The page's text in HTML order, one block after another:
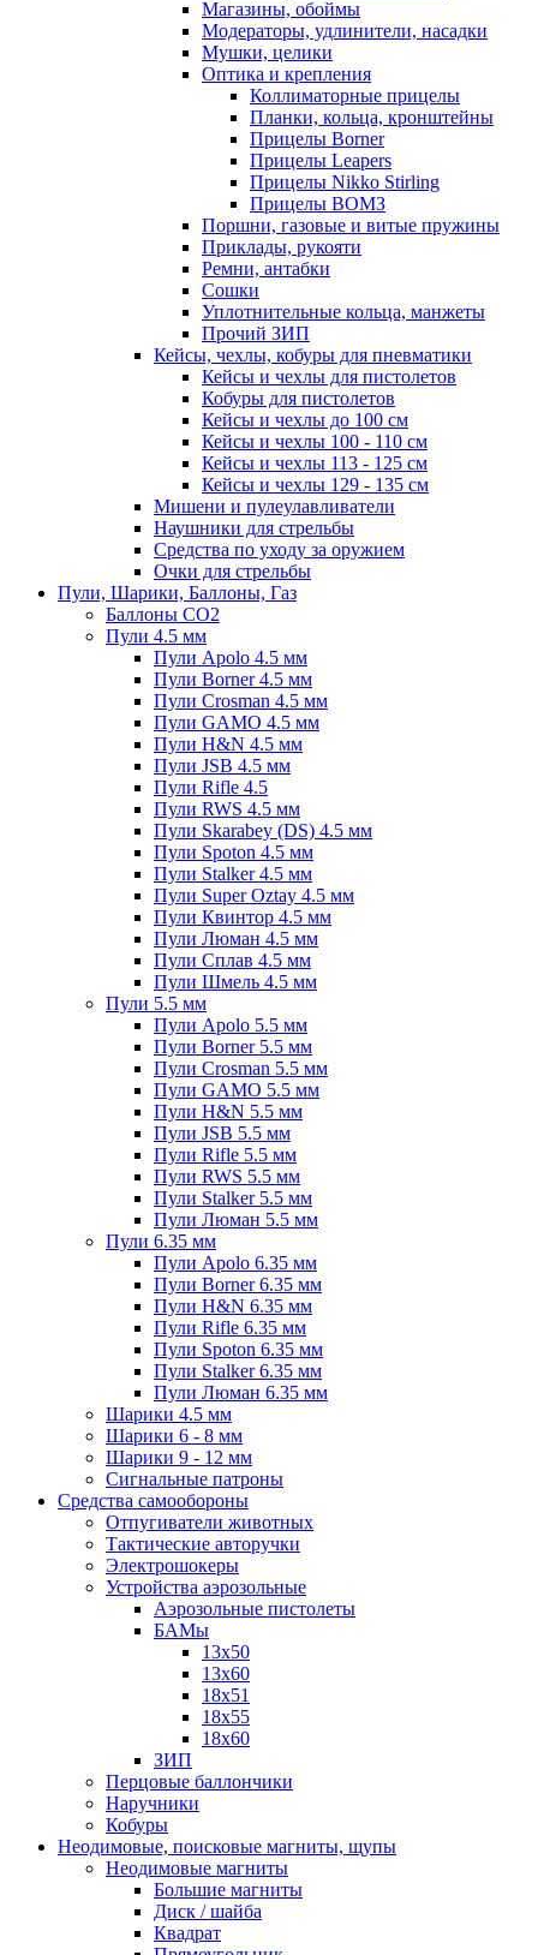
Магазины, обоймы
Модераторы, удлинители, насадки
Мушки, целики
Оптика и крепления
Коллиматорные прицелы
Планки, кольца, кронштейны
Прицелы Borner
Прицелы Leapers
Прицелы Nikko Stirling
Прицелы ВОМЗ
Поршни, газовые и витые пружины
Приклады, рукояти
Ремни, антабки
Сошки
Уплотнительные кольца, манжеты
Прочий ЗИП
Кейсы, чехлы, кобуры для пневматики
Кейсы и чехлы для пистолетов
Кобуры для пистолетов
Кейсы и чехлы до 100 см
Кейсы и чехлы 100 - 110 см
Кейсы и чехлы 113 - 125 см
Кейсы и чехлы 129 - 135 см
Мишени и пулеулавливатели
Наушники для стрельбы
Средства по уходу за оружием
Очки для стрельбы
Пули, Шарики, Баллоны, Газ
Баллоны CO2
Пули 4.5 мм
Пули Apolo 4.5 мм
Пули Borner 4.5 мм
Пули Crosman 4.5 мм
Пули GAMO 4.5 мм
Пули H&N 4.5 мм
Пули JSB 4.5 мм
Пули Rifle 4.5
Пули RWS 4.5 мм
Пули Skarabey (DS) 4.5 мм
Пули Spoton 4.5 мм
Пули Stalker 4.5 мм
Пули Super Oztay 4.5 мм
Пули Квинтор 4.5 мм
Пули Люман 4.5 мм
Пули Сплав 4.5 мм
Пули Шмель 4.5 мм
Пули 5.5 мм
Пули Apolo 5.5 мм
Пули Borner 5.5 мм
Пули Crosman 5.5 мм
Пули GAMO 5.5 мм
Пули H&N 5.5 мм
Пули JSB 5.5 мм
Пули Rifle 5.5 мм
Пули RWS 5.5 мм
Пули Stalker 5.5 мм
Пули Люман 5.5 мм
Пули 6.35 мм
Пули Apolo 6.35 мм
Пули Borner 6.35 мм
Пули H&N 6.35 мм
Пули Rifle 6.35 мм
Пули Spoton 6.35 мм
Пули Stalker 6.35 мм
Пули Люман 6.35 мм
Шарики 4.5 мм
Шарики 6 - 8 мм
Шарики 9 - 12 мм
Сигнальные патроны
Средства самообороны
Отпугиватели животных
Тактические авторучки
Электрошокеры
Устройства аэрозольные
Аэрозольные пистолеты
БАМы
13х50
13х60
18х51
18х55
18х60
ЗИП
Перцовые баллончики
Наручники
Кобуры
Неодимовые, поисковые магниты, щупы
Неодимовые магниты
Большие магниты
Диск / шайба
Квадрат